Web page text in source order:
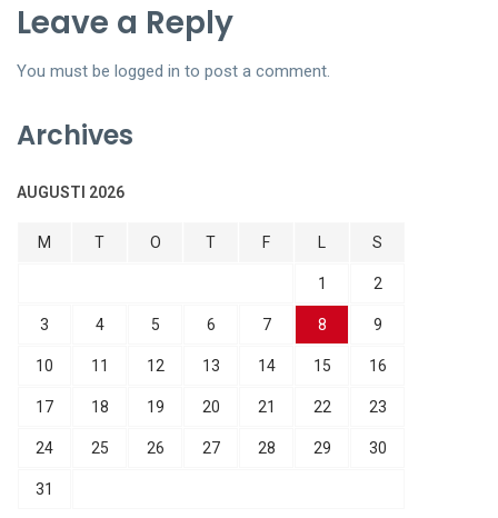
Leave a Reply
You must be logged in to post a comment.
Archives
AUGUSTI 2026
M T O T F L S
1 2
3 4 5 6 7 8 9
10 11 12 13 14 15 16
17 18 19 20 21 22 23
24 25 26 27 28 29 30
31